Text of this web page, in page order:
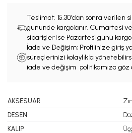
Teslimat; 15.30'dan sonra verilen
gününde kargolanır. Cumartesi
siparişler ise Pazartesi günü
İade ve Değişim; Profilinize giriş
süreçlerinizi kolaylıkla
iade ve değişim politikamıza göz
AKSESUAR
DESEN
KALIP